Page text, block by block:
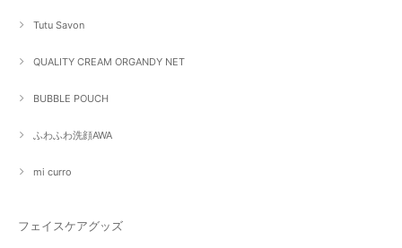
Tutu Savon
QUALITY CREAM ORGANDY NET
BUBBLE POUCH
ふわふわ洗顔AWA
mi curro
フェイスケアグッズ